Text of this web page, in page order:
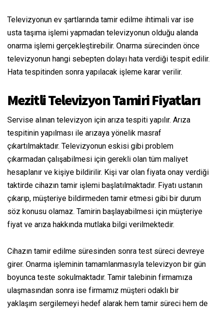
Televizyonun ev şartlarında tamir edilme ihtimali var ise
usta taşıma işlemi yapmadan televizyonun olduğu alanda
onarma işlemi gerçekleştirebilir. Onarma sürecinden önce
televizyonun hangi sebepten dolayı hata verdiği tespit edilir.
Hata tespitinden sonra yapılacak işleme karar verilir.
Mezitli Televizyon Tamiri Fiyatları
Servise alınan televizyon için arıza tespiti yapılır. Arıza
tespitinin yapılması ile arızaya yönelik masraf
çıkartılmaktadır. Televizyonun eskisi gibi problem
çıkarmadan çalışabilmesi için gerekli olan tüm maliyet
hesaplanır ve kişiye bildirilir. Kişi var olan fiyata onay verdiği
taktirde cihazın tamir işlemi başlatılmaktadır. Fiyatı ustanın
çıkarıp, müşteriye bildirmeden tamir etmesi gibi bir durum
söz konusu olamaz. Tamirin başlayabilmesi için müşteriye
fiyat ve arıza hakkında mutlaka bilgi verilmektedir.
Cihazın tamir edilme süresinden sonra test süreci devreye
girer. Onarma işleminin tamamlanmasıyla televizyon bir gün
boyunca teste sokulmaktadır. Tamir talebinin firmamıza
ulaşmasından sonra ise firmamız müşteri odaklı bir
yaklaşım sergilemeyi hedef alarak hem tamir süreci hem de